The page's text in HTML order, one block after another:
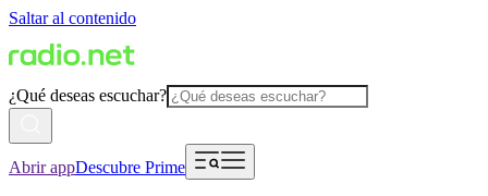
Saltar al contenido
¿Qué deseas escuchar?
Abrir appDescubre Prime